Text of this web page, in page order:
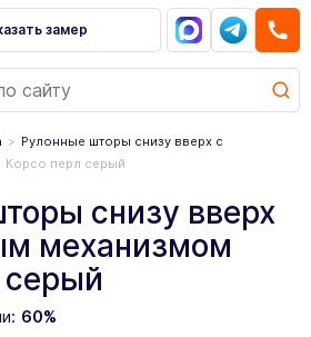
замер
Рулонные шторы снизу вверх с
Корсо перл серый
снизу вверх
механизмом
серый
60%